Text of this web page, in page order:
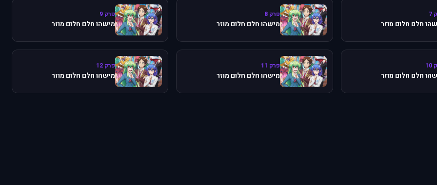
חלם חלום מוזר
פרק 8
מישהו חלם חלום מוזר
פרק 9
מישהו חלם חלום מוזר
חלם חלום מוזר
פרק 11
מישהו חלם חלום מוזר
פרק 12
מישהו חלם חלום מוזר